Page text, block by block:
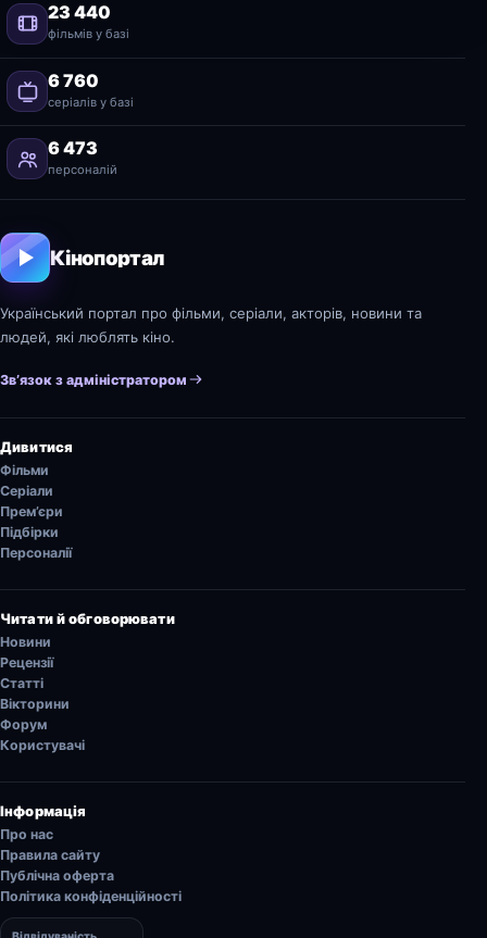
23 440
фільмів у базі
6 760
серіалів у базі
6 473
персоналій
Кінопортал
Український портал про фільми, серіали, акторів, новини та
людей, які люблять кіно.
Зв’язок з адміністратором
Дивитися
Фільми
Серіали
Прем’єри
Підбірки
Персоналії
Читати й обговорювати
Новини
Рецензії
Статті
Вікторини
Форум
Користувачі
Інформація
Про нас
Правила сайту
Публічна оферта
Політика конфіденційності